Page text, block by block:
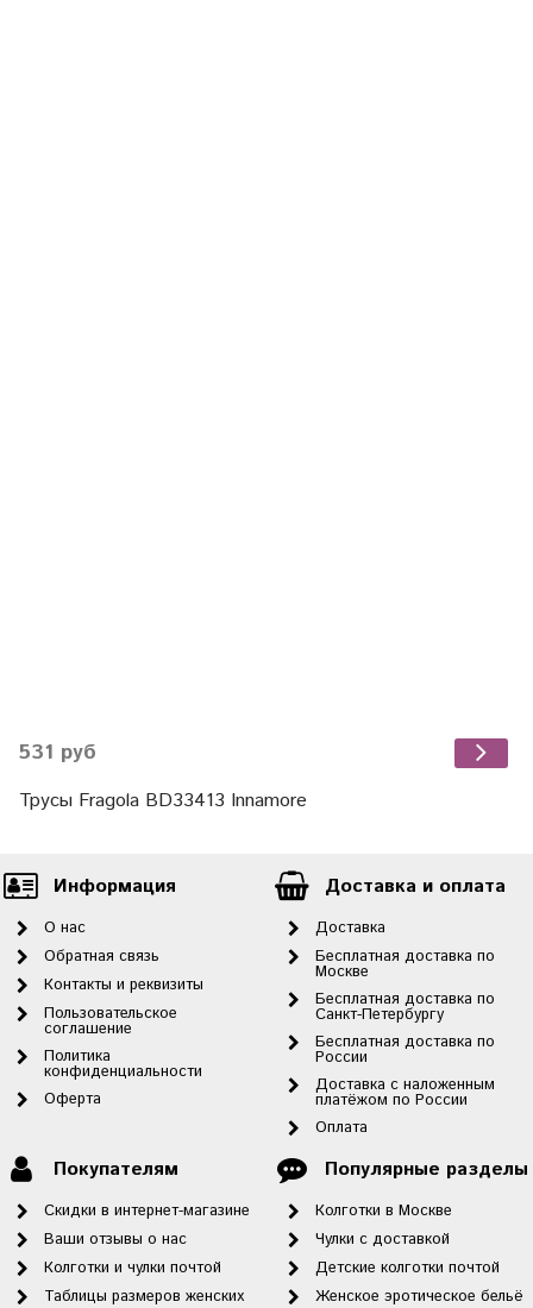
531 руб
Трусы Fragola BD33413 Innamore
Информация
О нас
Обратная связь
Контакты и реквизиты
Пользовательское
соглашение
Политика
конфиденциальности
Оферта
Доставка и оплата
Доставка
Бесплатная доставка по
Москве
Бесплатная доставка по
Санкт-Петербургу
Бесплатная доставка по
России
Доставка с наложенным
платёжом по России
Оплата
Покупателям
Скидки в интернет-магазине
Ваши отзывы о нас
Колготки и чулки почтой
Таблицы размеров женских
Популярные разделы
Колготки в Москве
Чулки с доставкой
Детские колготки почтой
Женское эротическое бельё